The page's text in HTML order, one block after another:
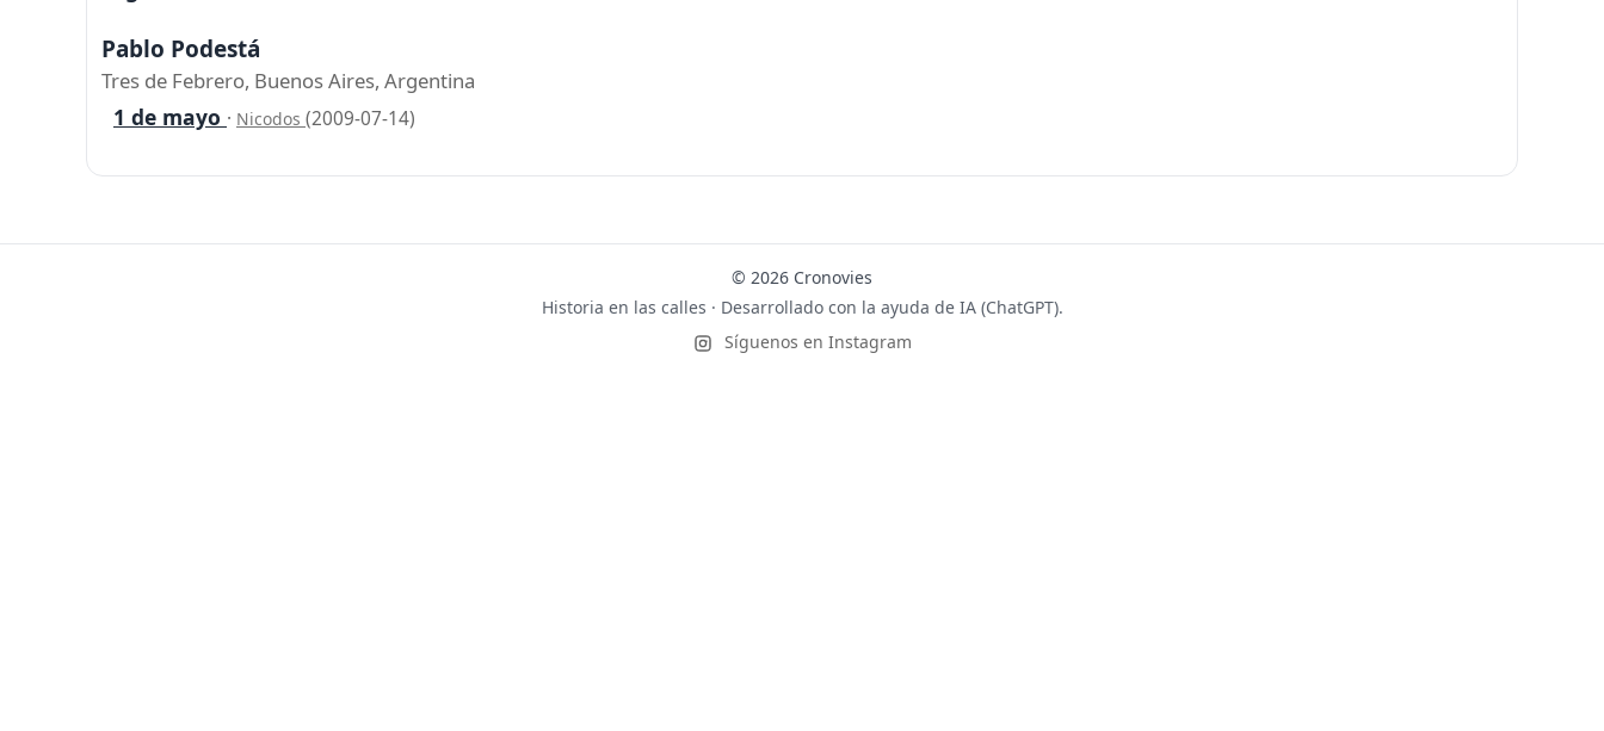
Pablo Podestá
Tres de Febrero, Buenos Aires, Argentina
1 de mayo · Nicodos (2009-07-14)
© 2026 Cronovies
Historia en las calles · Desarrollado con la ayuda de IA (ChatGPT).
Síguenos en Instagram